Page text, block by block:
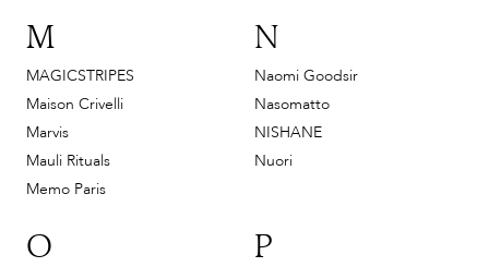
M
MAGICSTRIPES
Maison Crivelli
Marvis
Mauli Rituals
Memo Paris
N
Naomi Goodsir
Nasomatto
NISHANE
Nuori
O P